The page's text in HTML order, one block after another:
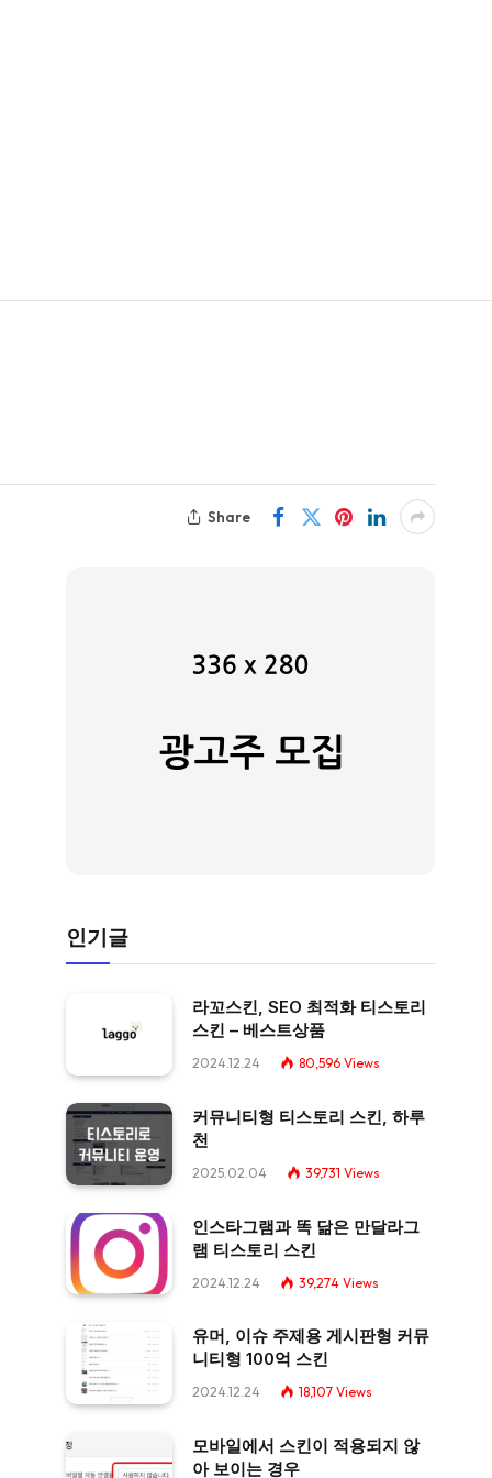
Share
인기글
라꼬스킨, SEO 최적화 티스토리
스킨 – 베스트상품
2024.12.24 80,596 Views
커뮤니티형 티스토리 스킨, 하루
천
2025.02.04 39,731 Views
인스타그램과 똑 닮은 만달라그
램 티스토리 스킨
2024.12.24 39,274 Views
유머, 이슈 주제용 게시판형 커뮤
니티형 100억 스킨
2024.12.24 18,107 Views
모바일에서 스킨이 적용되지 않
아 보이는 경우